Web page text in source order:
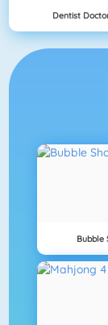
Dentist
Bubble